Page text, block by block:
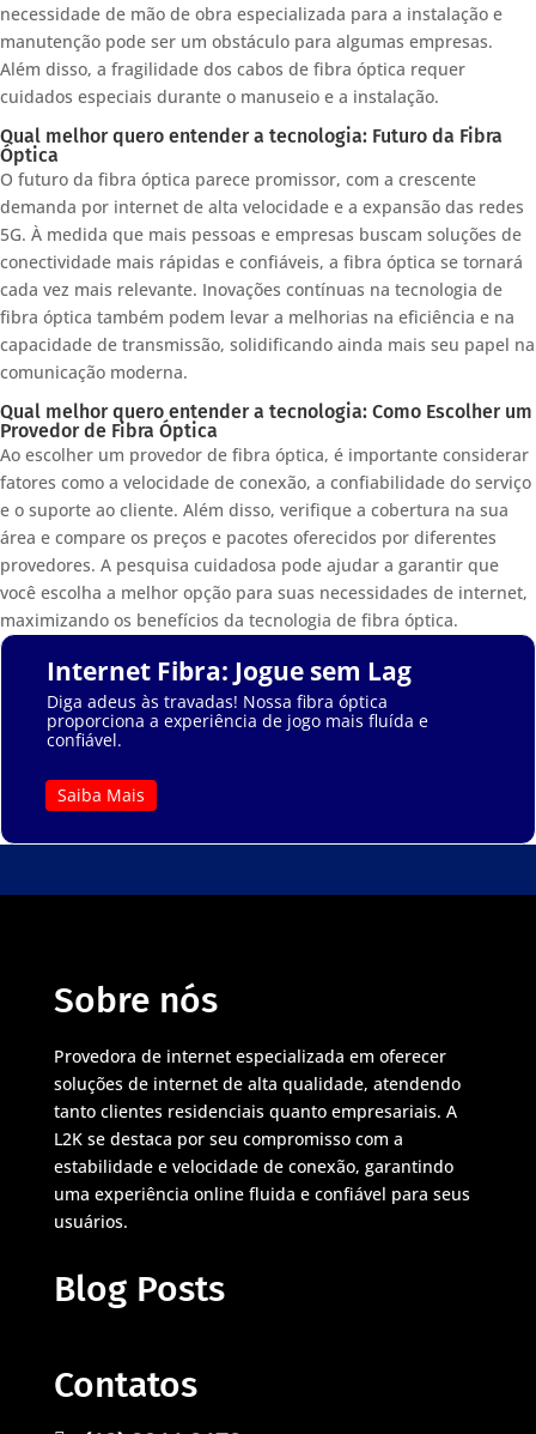
necessidade de mão de obra especializada para a instalação e
manutenção pode ser um obstáculo para algumas empresas.
Além disso, a fragilidade dos cabos de fibra óptica requer
cuidados especiais durante o manuseio e a instalação.
Qual melhor quero entender a tecnologia: Futuro da Fibra
Óptica
O futuro da fibra óptica parece promissor, com a crescente
demanda por internet de alta velocidade e a expansão das redes
5G. À medida que mais pessoas e empresas buscam soluções de
conectividade mais rápidas e confiáveis, a fibra óptica se tornará
cada vez mais relevante. Inovações contínuas na tecnologia de
fibra óptica também podem levar a melhorias na eficiência e na
capacidade de transmissão, solidificando ainda mais seu papel na
comunicação moderna.
Qual melhor quero entender a tecnologia: Como Escolher um
Provedor de Fibra Óptica
Ao escolher um provedor de fibra óptica, é importante considerar
fatores como a velocidade de conexão, a confiabilidade do serviço
e o suporte ao cliente. Além disso, verifique a cobertura na sua
área e compare os preços e pacotes oferecidos por diferentes
provedores. A pesquisa cuidadosa pode ajudar a garantir que
você escolha a melhor opção para suas necessidades de internet,
maximizando os benefícios da tecnologia de fibra óptica.
Internet Fibra: Jogue sem Lag
Diga adeus às travadas! Nossa fibra óptica
proporciona a experiência de jogo mais fluída e
confiável.
Saiba Mais
Sobre nós
Provedora de internet especializada em oferecer
soluções de internet de alta qualidade, atendendo
tanto clientes residenciais quanto empresariais. A
L2K se destaca por seu compromisso com a
estabilidade e velocidade de conexão, garantindo
uma experiência online fluida e confiável para seus
usuários.
Blog Posts
Contatos